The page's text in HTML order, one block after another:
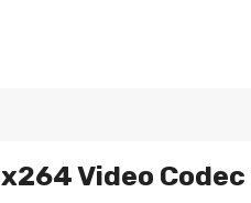
x264 Video